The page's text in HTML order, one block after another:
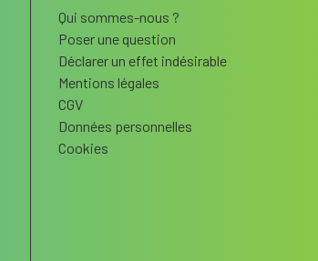
Qui sommes-nous ?
Poser une question
Déclarer un effet indésirable
Mentions légales
CGV
Données personnelles
Cookies